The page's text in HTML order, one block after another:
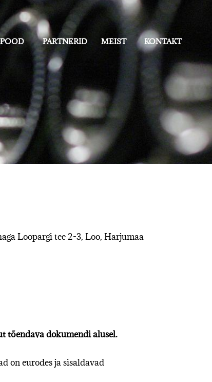
POOD PARTNERID MEIST KONTAKT
Loopargi tee 2-3, Loo, Harjumaa
tõendava dokumendi alusel.
on eurodes ja sisaldavad